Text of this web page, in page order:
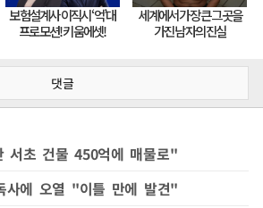
댓글
서초 건물 450억에 매물로"
사에 오열 "이틀 만에 발견"